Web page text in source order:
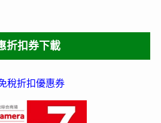
折扣券下載
稅折扣優惠券